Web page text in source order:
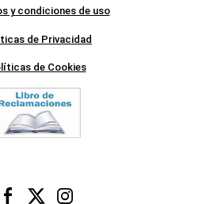
y condiciones de uso
de Privacidad
de Cookies